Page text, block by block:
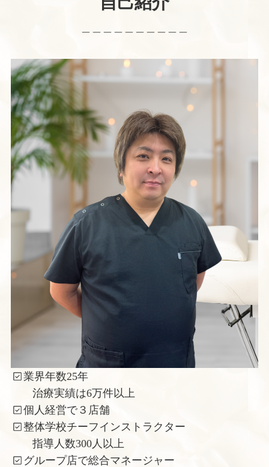
業界年数25年
治療実績は6万件以上
個人経営で３店舗
整体学校チーフインストラクター
指導人数300人以上
グループ店で総合マネージャー